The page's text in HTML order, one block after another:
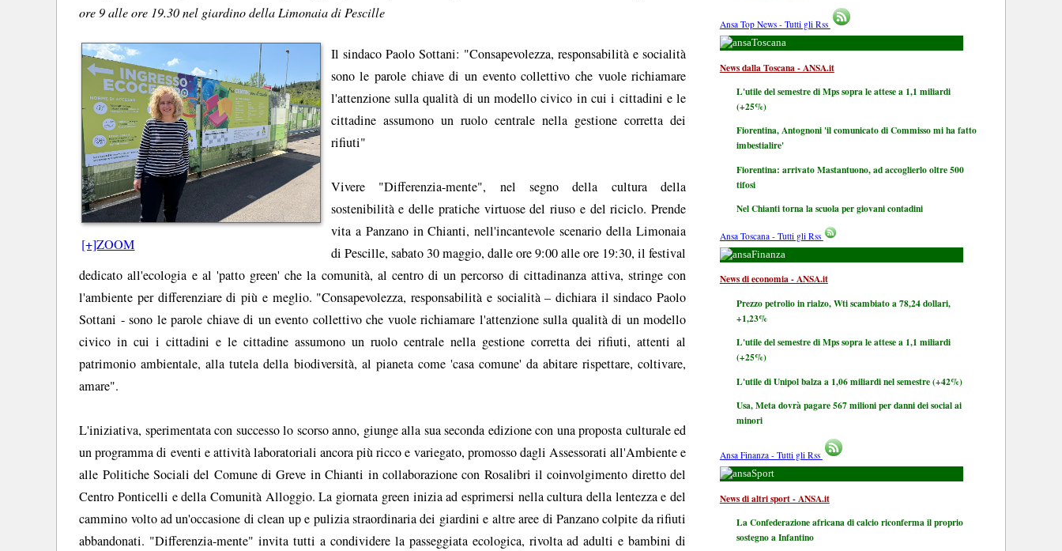
ore 9 alle ore 19.30 nel giardino della Limonaia di Pescille
[+]ZOOM
Il sindaco Paolo Sottani: "Consapevolezza, responsabilità e socialità
sono le parole chiave di un evento collettivo che vuole richiamare
l'attenzione sulla qualità di un modello civico in cui i cittadini e le
cittadine assumono un ruolo centrale nella gestione corretta dei
rifiuti"
Vivere "Differenzia-mente", nel segno della cultura della
sostenibilità e delle pratiche virtuose del riuso e del riciclo. Prende
vita a Panzano in Chianti, nell'incantevole scenario della Limonaia
di Pescille, sabato 30 maggio, dalle ore 9:00 alle ore 19:30, il festival
dedicato all'ecologia e al 'patto green' che la comunità, al centro di un percorso di cittadinanza attiva, stringe con
l'ambiente per differenziare di più e meglio. "Consapevolezza, responsabilità e socialità – dichiara il sindaco Paolo
Sottani - sono le parole chiave di un evento collettivo che vuole richiamare l'attenzione sulla qualità di un modello
civico in cui i cittadini e le cittadine assumono un ruolo centrale nella gestione corretta dei rifiuti, attenti al
patrimonio ambientale, alla tutela della biodiversità, al pianeta come 'casa comune' da abitare rispettare, coltivare,
amare".
L'iniziativa, sperimentata con successo lo scorso anno, giunge alla sua seconda edizione con una proposta culturale ed
un programma di eventi e attività laboratoriali ancora più ricco e variegato, promosso dagli Assessorati all'Ambiente e
alle Politiche Sociali del Comune di Greve in Chianti in collaborazione con Rosalibri il coinvolgimento diretto del
Centro Ponticelli e della Comunità Alloggio. La giornata green inizia ad esprimersi nella cultura della lentezza e del
cammino volto ad un'occasione di clean up e pulizia straordinaria dei giardini e altre aree di Panzano colpite da rifiuti
abbandonati. "Differenzia-mente" invita tutti a condividere la passeggiata ecologica, rivolta ad adulti e bambini di
Ansa Top News - Tutti gli Rss
Toscana
News dalla Toscana - ANSA.it
L'utile del semestre di Mps sopra le attese a 1,1 miliardi
(+25%)
Fiorentina, Antognoni 'il comunicato di Commisso mi ha fatto
imbestialire'
Fiorentina: arrivato Mastantuono, ad accoglierlo oltre 500
tifosi
Nel Chianti torna la scuola per giovani contadini
Ansa Toscana - Tutti gli Rss
Finanza
News di economia - ANSA.it
Prezzo petrolio in rialzo, Wti scambiato a 78,24 dollari,
+1,23%
L'utile del semestre di Mps sopra le attese a 1,1 miliardi
(+25%)
L'utile di Unipol balza a 1,06 miliardi nel semestre (+42%)
Usa, Meta dovrà pagare 567 milioni per danni dei social ai
minori
Ansa Finanza - Tutti gli Rss
Sport
News di altri sport - ANSA.it
La Confederazione africana di calcio riconferma il proprio
sostegno a Infantino